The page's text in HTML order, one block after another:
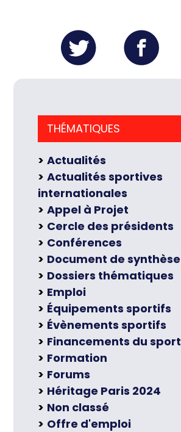
THÉMATIQUES
Actualités
Actualités sportives
internationales
Appel à Projet
Cercle des présidents
Conférences
Document de synthèse
Dossiers thématiques
Emploi
Équipements sportifs
Évènements sportifs
Financements du sport
Formation
Forums
Héritage Paris 2024
Non classé
Offre d'emploi